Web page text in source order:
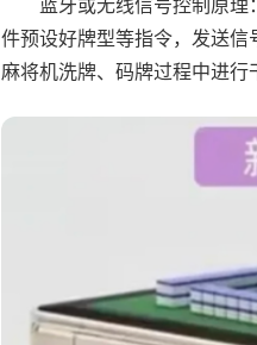
蓝牙或无线信号控制原
件预设好牌型等指令，发送
麻将机洗牌、码牌过程中进行